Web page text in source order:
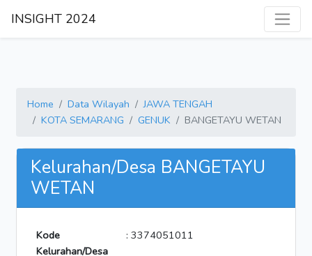
INSIGHT 2024
Home Data Wilayah
JAWA TENGAH
KOTA SEMARANG
GENUK BANGETAYU WETAN
Kelurahan/Desa BANGETAYU
WETAN
Kode
Kelurahan/Desa
: 3374051011